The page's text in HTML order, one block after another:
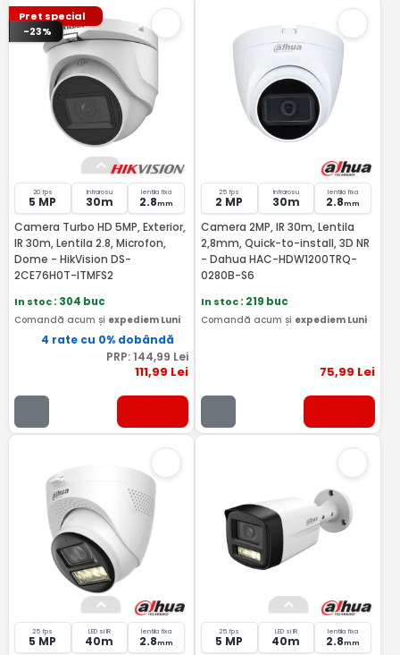
Pret special
-23%
20 fps
5 MP
Infrarosu
30m
lentila fixa
2.8mm
Camera Turbo HD 5MP, Exterior,
IR 30m, Lentila 2.8, Microfon,
Dome - HikVision DS-
2CE76H0T-ITMFS2
In stoc: 304 buc
Comandă acum și expediem Luni
4 rate cu 0% dobândă
PRP: 144,99 Lei
111,99 Lei
25 fps
2 MP
Infrarosu
30m
lentila fixa
2.8mm
Camera 2MP, IR 30m, Lentila
2,8mm, Quick-to-install, 3D NR
- Dahua HAC-HDW1200TRQ-
0280B-S6
In stoc: 219 buc
Comandă acum și expediem Luni
75,99 Lei
25 fps
5 MP
LED si IR
40m
lentila fixa
2.8mm
25 fps
5 MP
LED si IR
40m
lentila fixa
2.8mm